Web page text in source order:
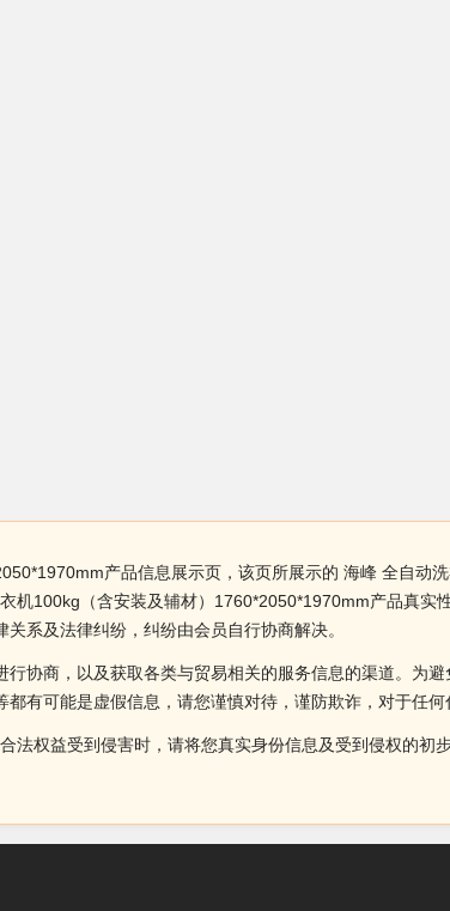
产品信息展示页，该页所展示的 海峰 全自动
机100kg（含安装及辅材）1760*2050*1970mm产品真实
系及法律纠纷，纠纷由会员自行协商解决。
协商，以及获取各类与贸易相关的服务信息的渠道。为
有可能是虚假信息，请您谨慎对待，谨防欺诈，对于任何
权益受到侵害时，请将您真实身份信息及受到侵权的初